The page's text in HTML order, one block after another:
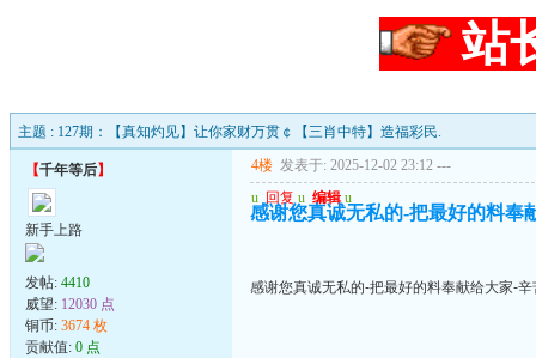
站
主题 : 127期：【真知灼见】让你家财万贯￠【三肖中特】造福彩民.
【千年等后】
新手上路
发帖: 4410
威望: 12030 点
铜币: 3674 枚
贡献值: 0 点
4楼 发表于: 2025-12-02 23:12 ---
u 回复 u 编辑 u
感谢您真诚无私的-把最好的料奉
感谢您真诚无私的-把最好的料奉献给大家-辛